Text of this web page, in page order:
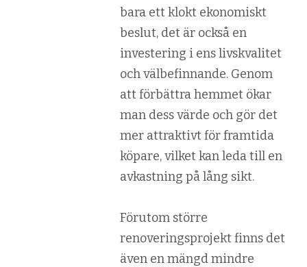
bara ett klokt ekonomiskt
beslut, det är också en
investering i ens livskvalitet
och välbefinnande. Genom
att förbättra hemmet ökar
man dess värde och gör det
mer attraktivt för framtida
köpare, vilket kan leda till en
avkastning på lång sikt.
Förutom större
renoveringsprojekt finns det
även en mängd mindre